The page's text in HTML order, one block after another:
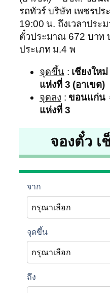
รถทัวร์ บริษัท เพชรปร
19:00 น. ถึงเวลาประ
ตั๋วประมาณ 672 บาท
ประเภท ม.4 พ
จุดขึ้น: เชียงใหม่
แห่งที่ 3 (อาเขต)
จุดลง : ขอนแก่น
แห่งที่ 3
จองตั๋ว เ